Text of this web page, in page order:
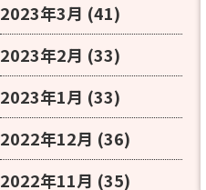
2023年3月 (41)
2023年2月 (33)
2023年1月 (33)
2022年12月 (36)
2022年11月 (35)